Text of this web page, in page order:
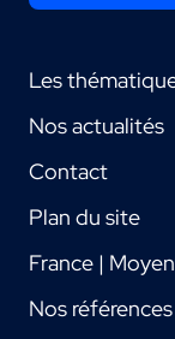
Les
Nos actualités
Contact
Plan du site
France |
Nos références